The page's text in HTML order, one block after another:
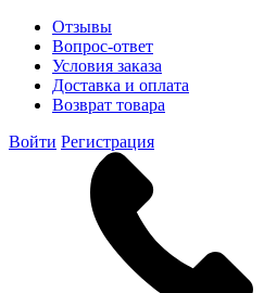
Отзывы
Вопрос-ответ
Условия заказа
Доставка и оплата
Возврат товара
Войти Регистрация